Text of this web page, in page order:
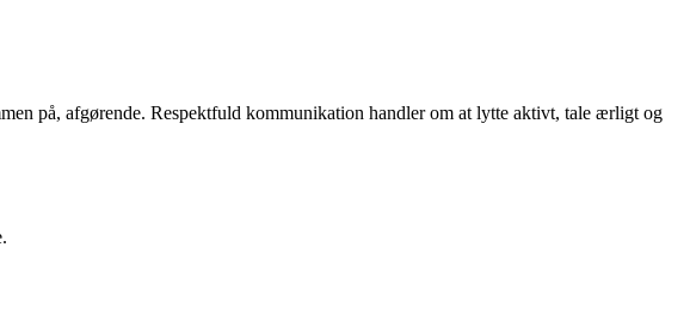
på, afgørende. Respektfuld kommunikation handler om at lytte aktivt, tale ærligt og